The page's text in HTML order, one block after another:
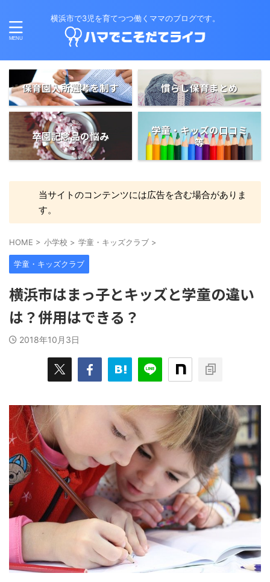
横浜市で3児を育てつつ働くママのブログです。
保育園入所選考を制す 慣らし保育まとめ
卒園記念品の悩み
学童・キッズの口コミ
等
当サイトのコンテンツには広告を含む場合がありま
す。
HOME > 小学校 > 学童・キッズクラブ >
学童・キッズクラブ
横浜市はまっ子とキッズと学童の違い
は？併用はできる？
2018年10月3日